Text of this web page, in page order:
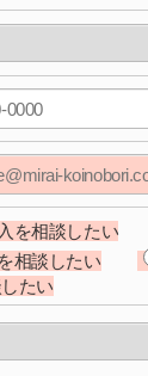
を相談したい
相談したい
たい